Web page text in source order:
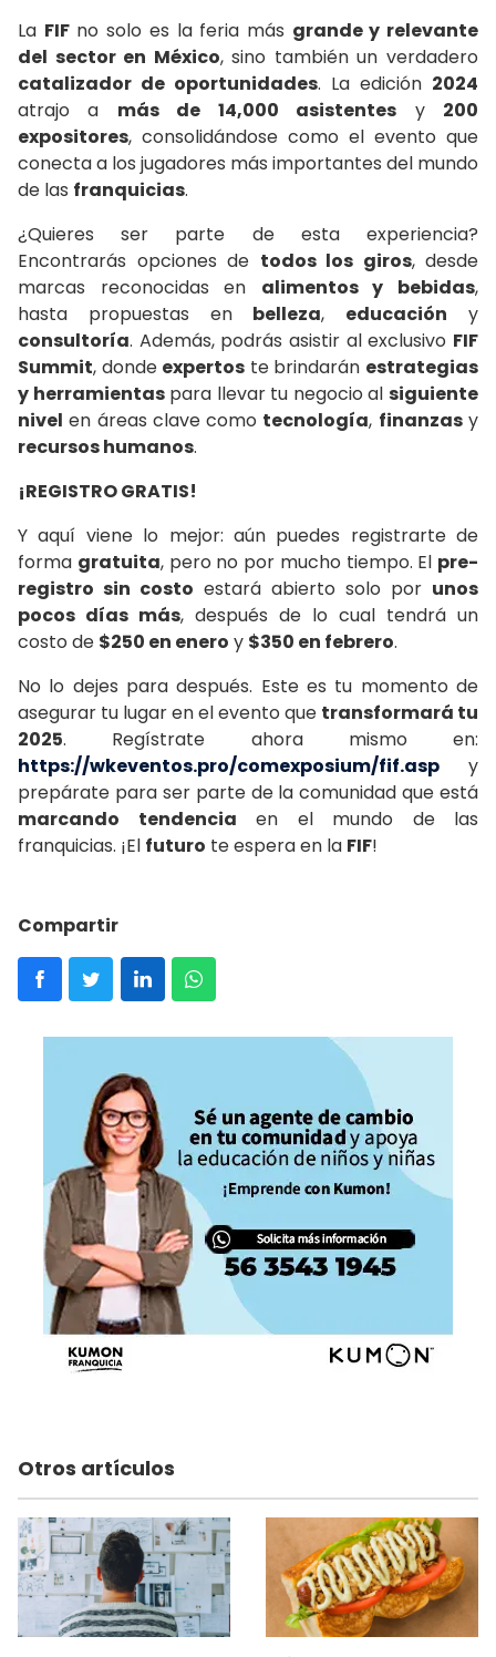
La FIFno solo es la feria más grande y relevante
del sector en México, sino también un verdadero
catalizador de oportunidades. La edición 2024
atrajo a más de 14,000 asistentes y 200
expositores, consolidándose como el evento que
conecta a los jugadores más importantes del mundo
de las franquicias.
¿Quieres ser parte de esta experiencia?
Encontrarás opciones de todos los giros, desde
marcas reconocidas en alimentos y bebidas,
hasta propuestas en belleza, educación y
consultoría. Además, podrás asistir al exclusivo FIF
Summit, donde expertos te brindarán estrategias
y herramientaspara llevar tu negocio alsiguiente
nivel en áreas clave como tecnología, finanzasy
recursos humanos.
¡REGISTRO GRATIS!
Y aquí viene lo mejor: aún puedes registrarte de
forma gratuita, pero no por mucho tiempo. El pre-
registro sin costo estará abierto solo por unos
pocos días más, después de lo cual tendrá un
costo de $250 en enero y $350 en febrero.
No lo dejes para después. Este es tu momento de
asegurar tu lugar en el evento que transformará tu
2025. Regístrate ahora mismo en:
https://wkeventos.pro/comexposium/fif.asp y
prepárate para ser parte de la comunidad que está
marcando tendencia en el mundo de las
franquicias. ¡El futuro te espera en la FIF!
Compartir
Otros artículos